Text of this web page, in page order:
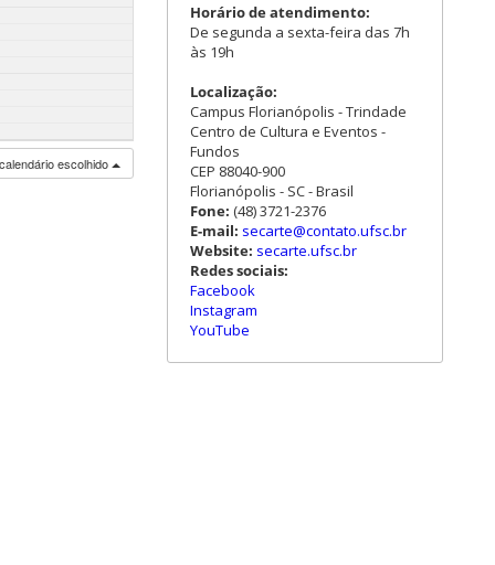
escolhido
Horário de atendimento:
De segunda a sexta-feira das 7h
às 19h
Localização:
Campus Florianópolis - Trindade
Centro de Cultura e Eventos -
Fundos
CEP 88040-900
Florianópolis - SC - Brasil
Fone: (48) 3721-2376
E-mail: secarte@contato.ufsc.br
Website: secarte.ufsc.br
Redes sociais:
Facebook
Instagram
YouTube